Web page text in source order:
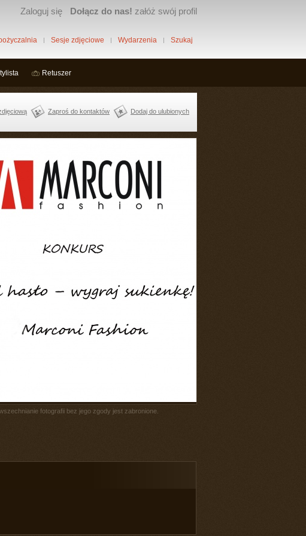
Zaloguj się Dołącz do nas! załóż swój profil
Sesje zdjęciowe Wydarzenia Szukaj
Retuszer
Zaproś do kontaktów Dodaj do ulubionych
fotografii bez jego zgody jest zabronione.